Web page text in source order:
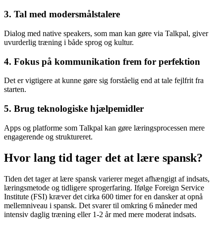
3. Tal med modersmålstalere
Dialog med native speakers, som man kan gøre via Talkpal, giver
uvurderlig træning i både sprog og kultur.
4. Fokus på kommunikation frem for perfektion
Det er vigtigere at kunne gøre sig forståelig end at tale fejlfrit fra
starten.
5. Brug teknologiske hjælpemidler
Apps og platforme som Talkpal kan gøre læringsprocessen mere
engagerende og struktureret.
Hvor lang tid tager det at lære spansk?
Tiden det tager at lære spansk varierer meget afhængigt af indsats,
læringsmetode og tidligere sprogerfaring. Ifølge Foreign Service
Institute (FSI) kræver det cirka 600 timer for en dansker at opnå
mellemniveau i spansk. Det svarer til omkring 6 måneder med
intensiv daglig træning eller 1-2 år med mere moderat indsats.